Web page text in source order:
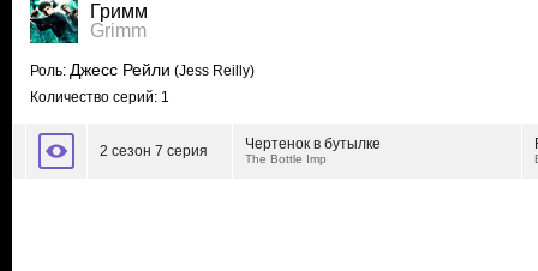
Гримм
Grimm
Роль: Джесс Рейли (Jess Reilly)
Количество серий: 1
2 сезон 7 серия Чертенок в бутылке
The Bottle Imp